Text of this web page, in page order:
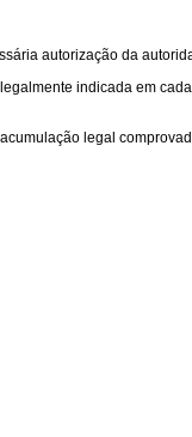
autorização da
indicada em
legal